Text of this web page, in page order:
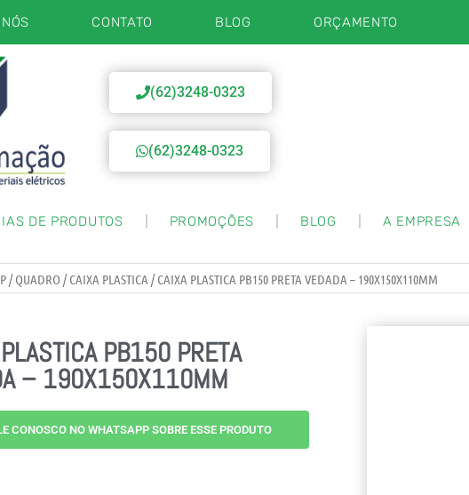
CONTATO BLOG ORÇAMENTO
(62)3248-0323
(62)3248-0323
DE PRODUTOS PROMOÇÕES BLOG A EMPRESA
/QUADRO / CAIXA PLASTICA / CAIXA PLASTICA PB150 PRETA VEDADA – 190X150X110MM
PB150 PRETA
– 190X150X110MM
CONOSCO NO WHATSAPP SOBRE ESSE PRODUTO